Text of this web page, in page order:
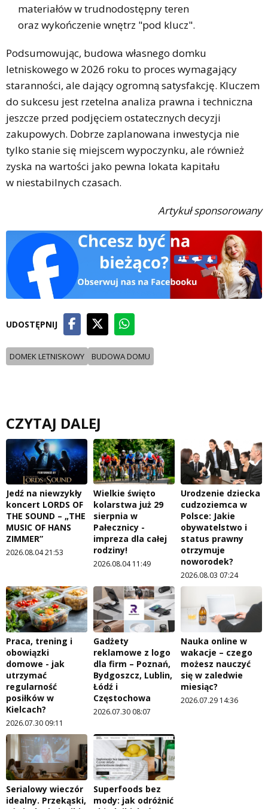
materiałów w trudnodostępny teren
oraz wykończenie wnętrz "pod klucz".
Podsumowując, budowa własnego domku
letniskowego w 2026 roku to proces wymagający
staranności, ale dający ogromną satysfakcję. Kluczem
do sukcesu jest rzetelna analiza prawna i techniczna
jeszcze przed podjęciem ostatecznych decyzji
zakupowych. Dobrze zaplanowana inwestycja nie
tylko stanie się miejscem wypoczynku, ale również
zyska na wartości jako pewna lokata kapitału
w niestabilnych czasach.
Artykuł sponsorowany
UDOSTĘPNIJ
DOMEK LETNISKOWY BUDOWA DOMU
CZYTAJ DALEJ
Jedź na niewzykły
koncert LORDS OF
THE SOUND – „THE
MUSIC OF HANS
ZIMMER”
2026.08.04 21:53
Wielkie święto
kolarstwa już 29
sierpnia w
Pałecznicy -
impreza dla całej
rodziny!
2026.08.04 11:49
Urodzenie dziecka
cudzoziemca w
Polsce: Jakie
obywatelstwo i
status prawny
otrzymuje
noworodek?
2026.08.03 07:24
Praca, trening i
obowiązki
domowe - jak
utrzymać
regularność
posiłków w
Kielcach?
2026.07.30 09:11
Gadżety
reklamowe z logo
dla firm – Poznań,
Bydgoszcz, Lublin,
Łódź i
Częstochowa
2026.07.30 08:07
Nauka online w
wakacje – czego
możesz nauczyć
się w zaledwie
miesiąc?
2026.07.29 14:36
Serialowy wieczór
idealny. Przekąski,
Superfoods bez
mody: jak odróżnić